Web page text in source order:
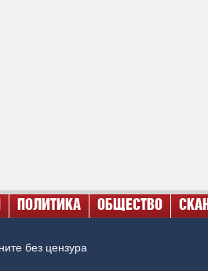
ПОЛИТИКА ОБЩЕСТВО
без цензура